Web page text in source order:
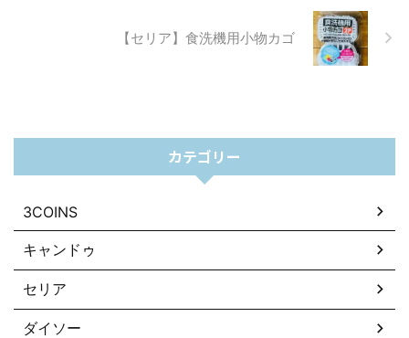
【セリア】食洗機用小物カゴ
カテゴリー
3COINS
キャンドゥ
セリア
ダイソー